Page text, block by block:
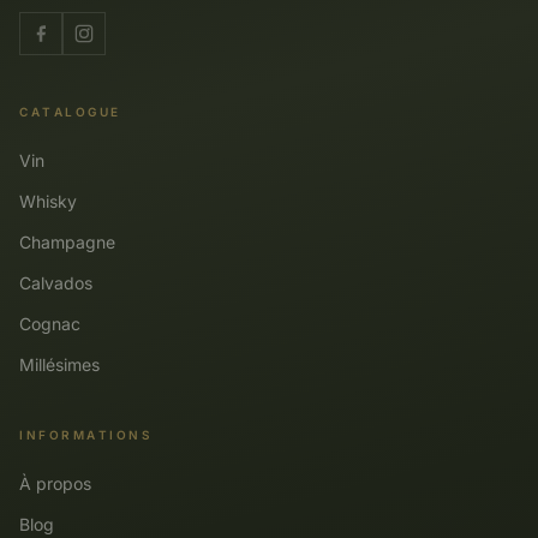
CATALOGUE
Vin
Whisky
Champagne
Calvados
Cognac
Millésimes
INFORMATIONS
À propos
Blog